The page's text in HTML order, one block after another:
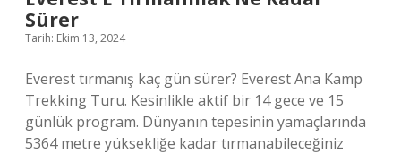
Sürer
Tarih: Ekim 13, 2024
Everest tırmanış kaç gün sürer? Everest Ana Kamp
Trekking Turu. Kesinlikle aktif bir 14 gece ve 15
günlük program. Dünyanın tepesinin yamaçlarında
5364 metre yüksekliğe kadar tırmanabileceğiniz